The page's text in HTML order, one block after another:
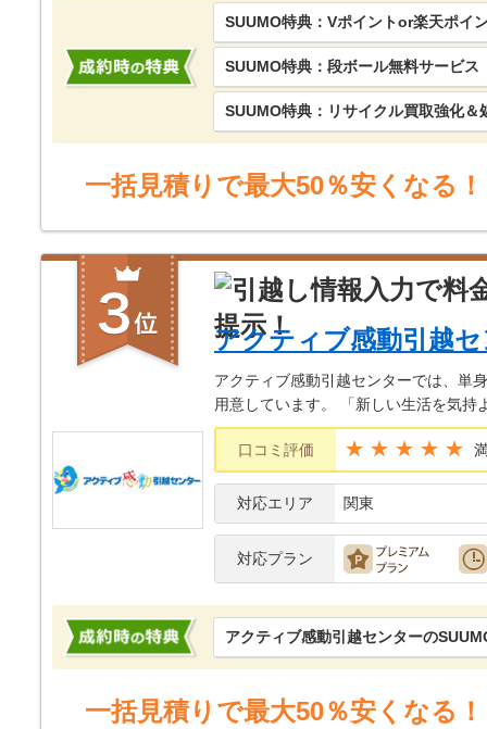
SUUMO特典：Vポイントor楽天ポイ
SUUMO特典：段ボール無料サービス
SUUMO特典：リサイクル買取強化＆
一括見積りで最大50％安くなる！
アクティブ感動引越
アクティブ感動引越センターでは、単
用意しています。 「新しい生活を気
口コミ評価 ★★★★★
対応エリア 関東
対応プラン
アクティブ感動引越センターの
一括見積りで最大50％安くなる！